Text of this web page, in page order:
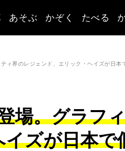
あそぶ かぞく たべる
ィ界のレジェンド、エリック・ヘイズが日本
場。グラフ
ズが日本で